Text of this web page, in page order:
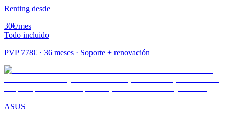
Renting desde
30€/mes
Todo incluido
PVP 778€ · 36 meses · Soporte + renovación
ASUS